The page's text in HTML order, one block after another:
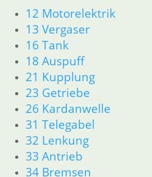
12 Motorelektrik
13 Vergaser
16 Tank
18 Auspuff
21 Kupplung
23 Getriebe
26 Kardanwelle
31 Telegabel
32 Lenkung
33 Antrieb
34 Bremsen
11,67€
Artikelnummer: 1335605
inkl. MwSt.
zzgl. Versandkosten
In den Warenkorb
9,97€
Artikelnummer: 1335302
inkl. MwSt.
zzgl.Versandkosten